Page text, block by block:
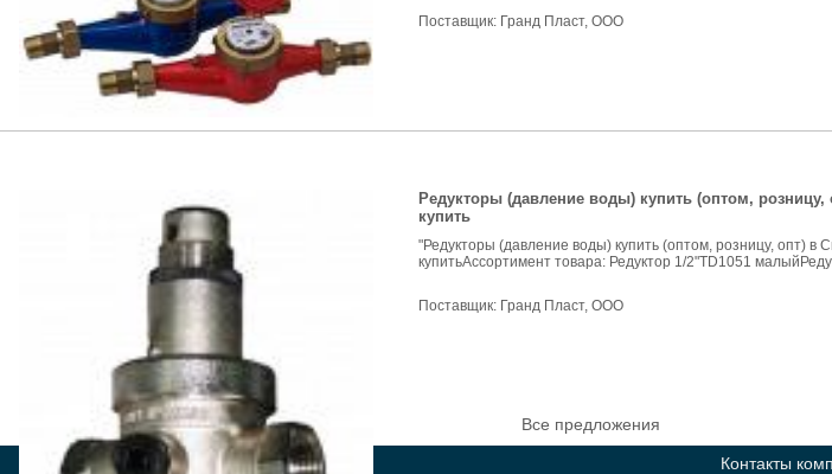
Поставщик: Гранд Пласт, ООО
Редукторы (давление воды) купить (оптом,
купить
"Редукторы (давление воды) купить (оптом, розницу, опт)
купитьАссортимент товара: Редуктор 1/2"TD1051
Поставщик: Гранд Пласт, ООО
Все предложения
Контакты